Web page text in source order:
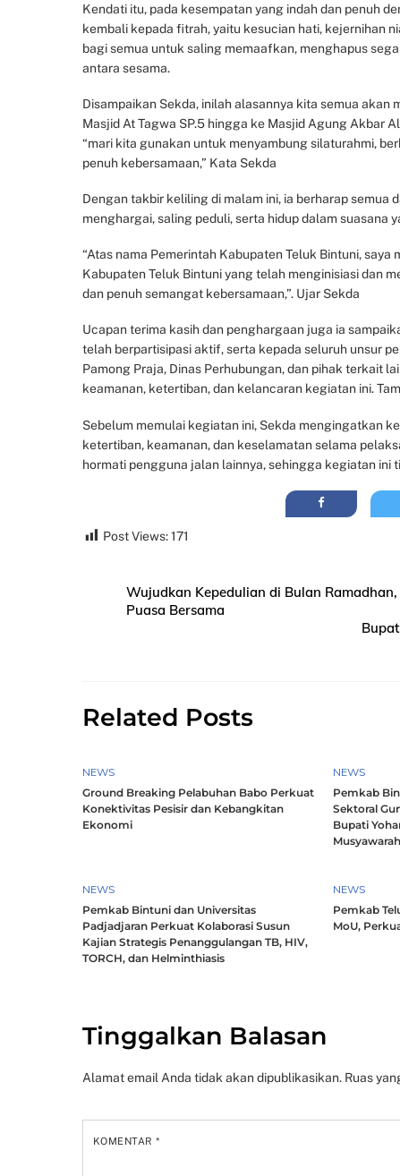
Kendati itu, pada kesempatan yang indah dan penuh
kembali kepada fitrah, yaitu kesucian hati, kejernihan
bagi semua untuk saling memaafkan, menghapus
antara sesama.
Disampaikan Sekda, inilah alasannya kita semua
Masjid At Tagwa SP.5 hingga ke Masjid Agung Akbar
“mari kita gunakan untuk menyambung silaturahmi,
penuh kebersamaan,” Kata Sekda
Dengan takbir keliling di malam ini, ia berharap
menghargai, saling peduli, serta hidup dalam suasana
“Atas nama Pemerintah Kabupaten Teluk Bintuni,
Kabupaten Teluk Bintuni yang telah menginisiasi dan
dan penuh semangat kebersamaan,”. Ujar Sekda
Ucapan terima kasih dan penghargaan juga ia
telah berpartisipasi aktif, serta kepada seluruh unsur
Pamong Praja, Dinas Perhubungan, dan pihak terkait
keamanan, ketertiban, dan kelancaran kegiatan ini.
Sebelum memulai kegiatan ini, Sekda mengingatkan
ketertiban, keamanan, dan keselamatan selama
hormati pengguna jalan lainnya, sehingga kegiatan ini
Post Views:171
Wujudkan Kepedulian di Bulan
Puasa Bersama
Related Posts
NEWS
Ground Breaking Pelabuhan Babo Perkuat
Konektivitas Pesisir dan Kebangkitan
Ekonomi
NEWS
Pemkab
Sektoral
Bupati
Musyawarah
NEWS
Pemkab Bintuni dan Universitas
Padjadjaran Perkuat Kolaborasi Susun
Kajian Strategis Penanggulangan TB, HIV,
TORCH, dan Helminthiasis
NEWS
Pemkab
MoU,
Tinggalkan Balasan
Alamat email Anda tidak akan dipublikasikan. Ruas
KOMENTAR*